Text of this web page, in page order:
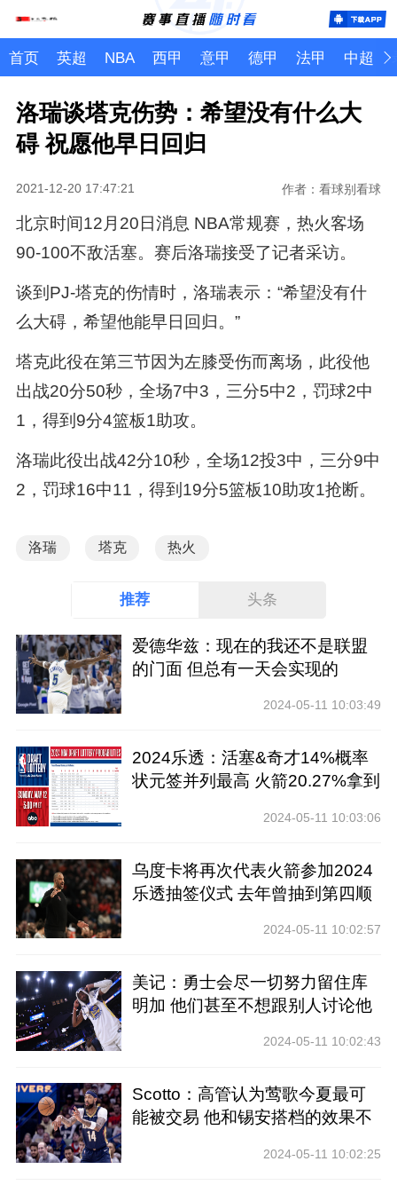
首页 英超 NBA 西甲 意甲 德甲 法甲 中超
洛瑞谈塔克伤势：希望没有什么大
碍 祝愿他早日回归
2021-12-20 17:47:21 作者：看球别看球
北京时间12月20日消息 NBA常规赛，热火客场
90-100不敌活塞。赛后洛瑞接受了记者采访。
谈到PJ-塔克的伤情时，洛瑞表示：“希望没有什
么大碍，希望他能早日回归。”
塔克此役在第三节因为左膝受伤而离场，此役他
出战20分50秒，全场7中3，三分5中2，罚球2中
1，得到9分4篮板1助攻。
洛瑞此役出战42分10秒，全场12投3中，三分9中
2，罚球16中11，得到19分5篮板10助攻1抢断。
洛瑞 塔克 热火
推荐 头条
爱德华兹：现在的我还不是联盟
的门面 但总有一天会实现的
2024-05-11 10:03:49
2024乐透：活塞&奇才14%概率
状元签并列最高 火箭20.27%拿到
2024-05-11 10:03:06
乌度卡将再次代表火箭参加2024
乐透抽签仪式 去年曾抽到第四顺
2024-05-11 10:02:57
美记：勇士会尽一切努力留住库
明加 他们甚至不想跟别人讨论他
2024-05-11 10:02:43
Scotto：高管认为莺歌今夏最可
能被交易 他和锡安搭档的效果不
2024-05-11 10:02:25